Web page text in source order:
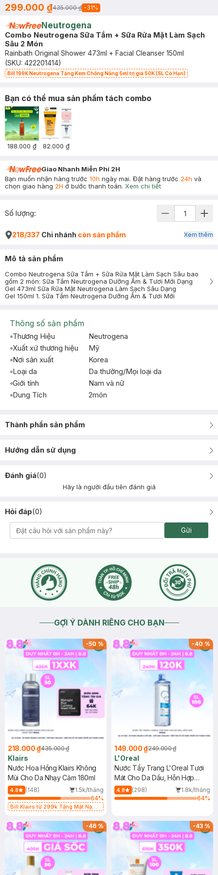
299.000 ₫435.000 ₫ -31%
Neutrogena
Combo Neutrogena Sữa Tắm + Sữa Rửa Mặt Làm Sạch
Sâu 2 Món
Rainbath Original Shower 473ml + Facial Cleanser 150ml
(SKU: 422201414)
Bill 199K Neutrogena Tặng Kem Chống Nắng 5ml trị giá 50K (SL Có Hạn)
Bạn có thể mua sản phẩm tách combo
188.000 ₫ 82.000 ₫
Giao Nhanh Miễn Phí 2H
Bạn muốn nhận hàng trước 10h ngày mai. Đặt hàng trước 24h và
chọn giao hàng 2H ở bước thanh toán. Xem chi tiết
Số lượng:
218/337 Chi nhánh còn sản phẩm Xem thêm
Mô tả sản phẩm
Combo Neutrogena Sữa Tắm + Sữa Rửa Mặt Làm Sạch Sâu bao
gồm 2 món: Sữa Tắm Neutrogena Dưỡng Ẩm & Tươi Mới Dạng
Gel 473ml Sữa Rửa Mặt Neutrogena Làm Sạch Sâu Dạng
Gel 150ml 1. Sữa Tắm Neutrogena Dưỡng Ẩm & Tươi Mới
Thông số sản phẩm
Thương Hiệu
Neutrogena
Xuất xứ thương hiệu
Mỹ
Nơi sản xuất
Korea
Loại da
Da thường/Mọi loại da
Giới tính
Nam và nữ
Dung Tích
2món
Thành phần sản phẩm
Hướng dẫn sử dụng
Đánh giá(0)
Hãy là người đầu tiên đánh giá
Hỏi đáp(0)
Gửi
GỢI Ý DÀNH RIÊNG CHO BẠN
-50%
218.000 ₫435.000 ₫
Klairs
Nước Hoa Hồng Klairs Không
Mùi Cho Da Nhạy Cảm 180ml
4.8 (148)
1.5k/tháng
64%
Bill Klairs từ 299k Tặng Mặt Nạ
25ml (SL Có Hạn)
-40%
149.000 ₫249.000 ₫
L'Oreal
Nước Tẩy Trang L'Oreal Tươi
Mát Cho Da Dầu, Hỗn Hợp
400ml
4.8 (298)
1.8k/tháng
64%
-46% -43%